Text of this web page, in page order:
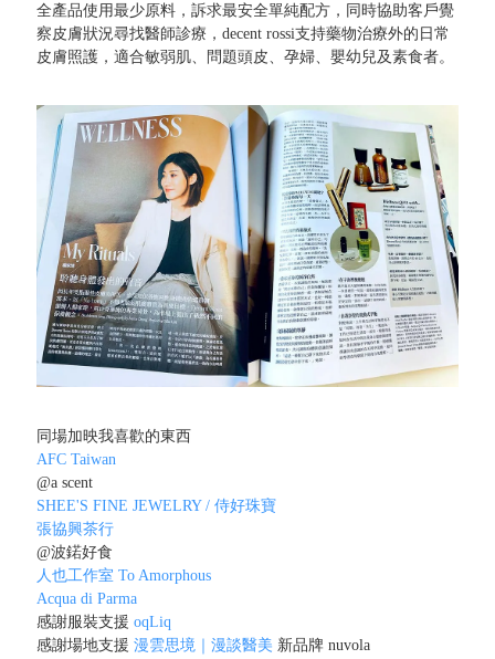
全產品使用最少原料，訴求最安全單純配方，同時協助客戶覺
察皮膚狀況尋找醫師診療，decent rossi支持藥物治療外的日常
皮膚照護，適合敏弱肌、問題頭皮、孕婦、嬰幼兒及素食者。
同場加映我喜歡的東西
AFC Taiwan
@a scent
SHEE'S FINE JEWELRY / 侍好珠寶
張協興茶行
@波鍩好食
人也工作室 To Amorphous
Acqua di Parma
感謝服裝支援 oqLiq
感謝場地支援 漫雲思境｜漫談醫美 新品牌 nuvola